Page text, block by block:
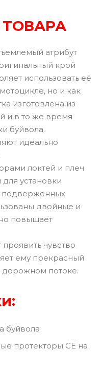
атрибут
крой
использовать её
но и как
изготовлена из
и в то же время
буйвола.
идеально
локтей и плеч
для установки
подверженных
двойные и
повышает
чувство
ему прекрасный
потоке.
буйвола
протекторы CE на